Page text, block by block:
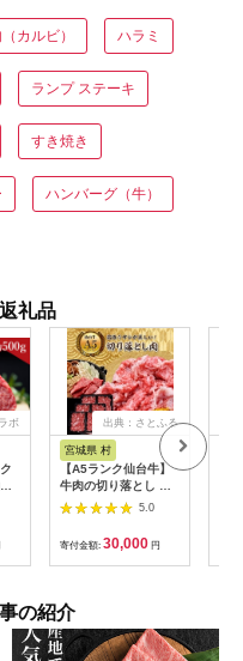
カルビ） ハラミ
ランプ ステーキ
すき焼き
ハンバーグ（牛）
礼品
ボ
め
フ
出典：さとふる
宮城県 村
【A5ランク仙台牛】
牛肉の切り落とし 合
計1.8kg(300g×6) 小
分けで使い勝手も◎
5.0
寄付金額: 30,000 円
の紹介